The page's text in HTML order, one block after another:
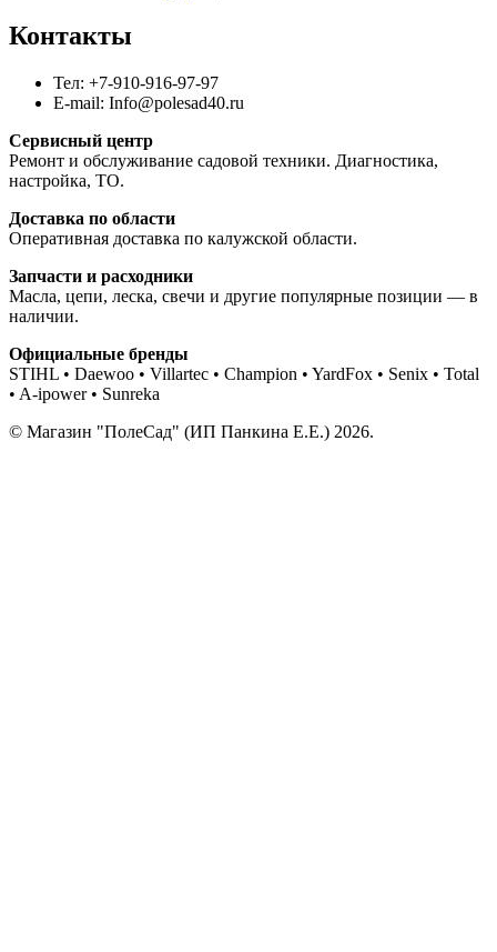
Контакты
Тел: +7-910-916-97-97
E-mail: Info@polesad40.ru
Сервисный центр
Ремонт и обслуживание садовой техники. Диагностика,
настройка, ТО.
Доставка по области
Оперативная доставка по калужской области.
Запчасти и расходники
Масла, цепи, леска, свечи и другие популярные позиции — в
наличии.
Официальные бренды
STIHL • Daewoo • Villartec • Champion • YardFox • Senix • Total
• A-ipower • Sunreka
© Магазин "ПолеСад" (ИП Панкина Е.Е.) 2026.